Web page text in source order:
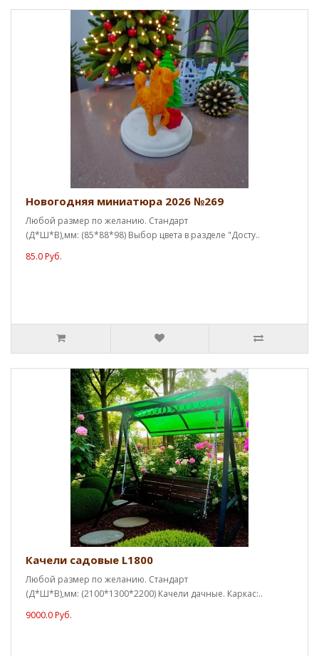
Новогодняя миниатюра 2026 №269
Любой размер по желанию. Стандарт
(Д*Ш*В),мм: (85*88*98) Выбор цвета в разделе "Досту..
85.0 Руб.
Качели садовые L1800
Любой размер по желанию. Стандарт
(Д*Ш*В),мм: (2100*1300*2200) Качели дачные. Каркас:..
9000.0 Руб.